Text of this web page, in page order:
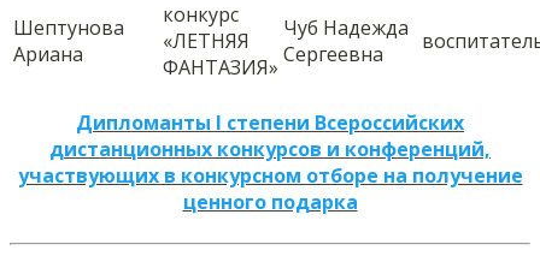
Шептунова
Ариана
конкурс
«ЛЕТНЯЯ
ФАНТАЗИЯ»
Чуб Надежда
Сергеевна
Дипломанты I степени Всероссийских
дистанционных конкурсов и конференций,
участвующих в конкурсном отборе на получение
ценного подарка